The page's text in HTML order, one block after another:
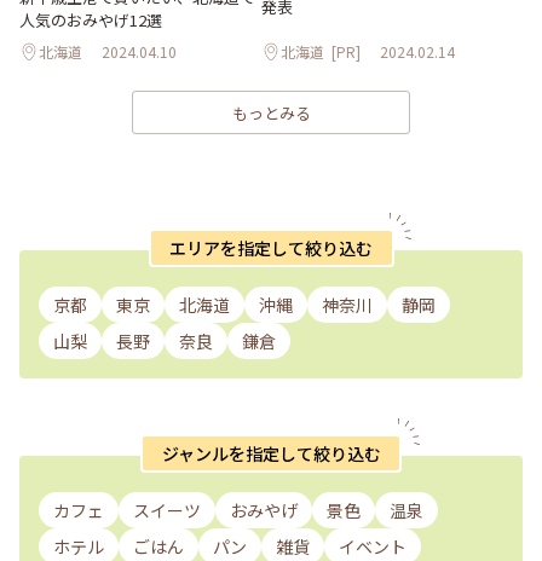
人気のおみやげ12選
北海道 2024.04.10
発表
北海道 [PR] 2024.02.14
もっとみる
エリアを指定して絞り込む
京都 東京 北海道 沖縄 神奈川
静岡
山梨
長野 奈良 鎌倉
ジャンルを指定して絞り込む
カフェ スイーツ おみやげ 景色
温泉
ホテル
ごはん パン 雑貨 イベント